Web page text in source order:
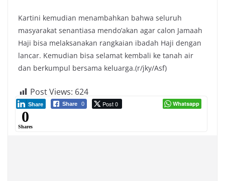
Kartini kemudian menambahkan bahwa seluruh
masyarakat senantiasa mendo’akan agar calon Jamaah
Haji bisa melaksanakan rangkaian ibadah Haji dengan
lancar. Kemudian bisa selamat kembali ke tanah air
dan berkumpul bersama keluarga.(r/jky/Asf)
Post Views: 624
Share 0 Post 0
Share Whatsapp
0
Shares